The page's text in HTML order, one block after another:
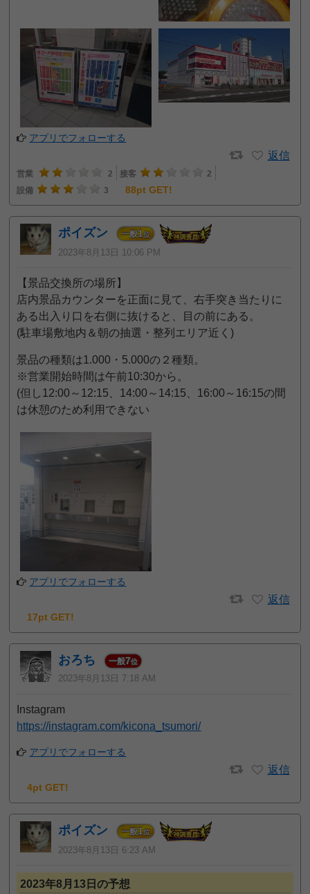
アプリでフォローする
返信
営業 2 接客
2
設備
3 88pt GET!
ポイズン 一般1位
2023年8月13日 10:06 PM
【景品交換所の場所】
店内景品カウンターを正面に見て、右手突き当たりに
ある出入り口を右側に抜けると、目の前にある。
(駐車場敷地内＆朝の抽選・整列エリア近く)
景品の種類は1.000・5.000の２種類。
※営業開始時間は午前10:30から。
(但し12:00～12:15、14:00～14:15、16:00～16:15の間
は休憩のため利用できない
アプリでフォローする
返信
17pt GET!
おろち 一般7位
2023年8月13日 7:18 AM
Instagram
https://instagram.com/kicona_tsumori/
アプリでフォローする
返信
4pt GET!
ポイズン 一般1位
2023年8月13日 6:23 AM
2023年8月13日の予想